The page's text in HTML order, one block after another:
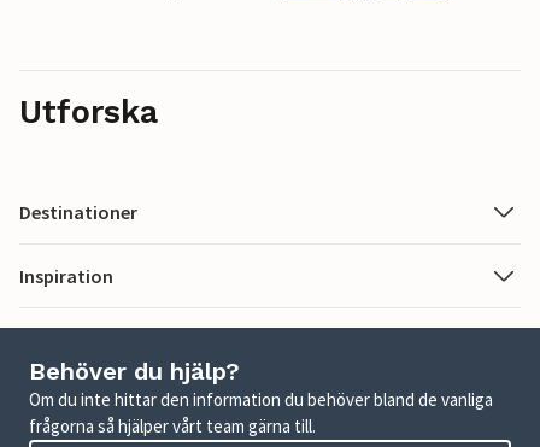
Utforska
Destinationer
Inspiration
Behöver du hjälp?
Om du inte hittar den information du behöver bland de vanliga
frågorna så hjälper vårt team gärna till.